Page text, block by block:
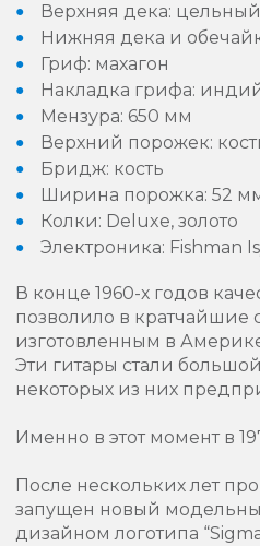
Верхняя дека:
Нижняя дека и
Гриф: махагон
Накладка грифа:
Мензура: 650 мм
Верхний порожек:
Бридж: кость
Ширина порожка: 52
Колки: Deluxe, золото
Электроника: Fishman
В конце 1960-х годов
позволило в кратчайшие
изготовленным в
Эти гитары стали
некоторых из них
Именно в этот момент в
После нескольких лет
запущен новый
дизайном логотипа